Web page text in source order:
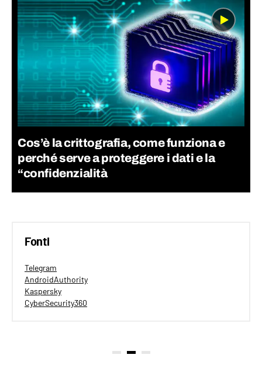
Cos’è la crittografia, come funziona e
perché serve a proteggere i dati e la
“confidenzialità
Fonti
Telegram
AndroidAuthority
Kaspersky
CyberSecurity360